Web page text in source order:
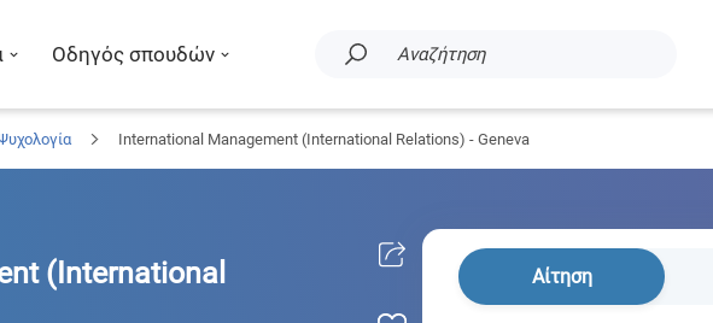
Οδηγός σπουδών Αναζήτηση
International Management (International Relations) - Geneva
Αίτηση
(International